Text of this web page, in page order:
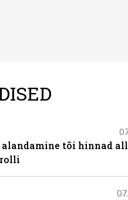
tõi hinnad